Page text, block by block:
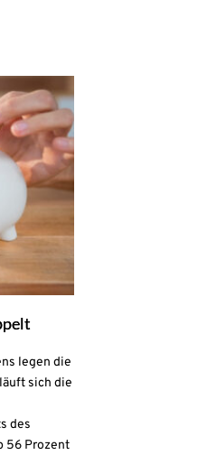
legen die
sich die
des
56 Prozent